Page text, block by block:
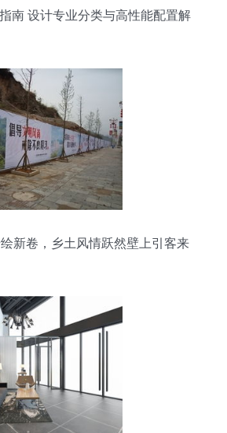
南 设计专业分类与高性能配置解
新卷，乡土风情跃然壁上引客来